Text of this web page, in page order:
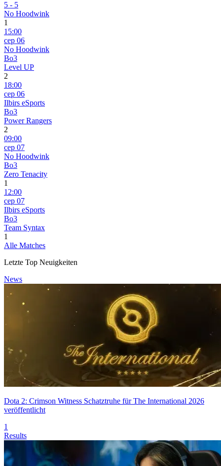
5 - 5
No Hoodwink
1
15:00
сер 06
No Hoodwink
Bo3
Level UP
2
18:00
сер 06
Ilbirs eSports
Bo3
Power Rangers
2
09:00
сер 07
No Hoodwink
Bo3
Zero Tenacity
1
12:00
сер 07
Ilbirs eSports
Bo3
Team Syntax
1
Alle Matches
Letzte Top Neuigkeiten
News
Dota 2: Crimson Witness Schatztruhe für The International 2026
veröffentlicht
1
Results